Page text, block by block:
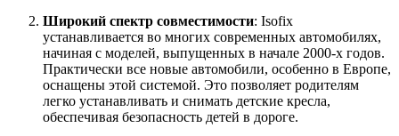
Широкий спектр совместимости: Isofix
устанавливается во многих современных автомобилях,
начиная с моделей, выпущенных в начале 2000-х годов.
Практически все новые автомобили, особенно в Европе,
оснащены этой системой. Это позволяет родителям
легко устанавливать и снимать детские кресла,
обеспечивая безопасность детей в дороге.